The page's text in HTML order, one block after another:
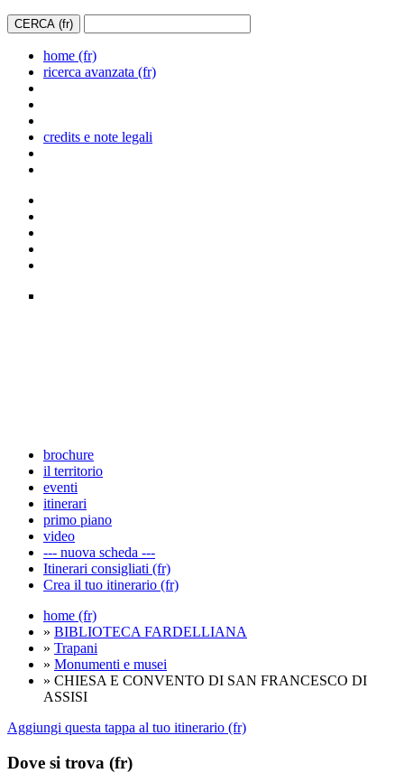
home (fr)
ricerca avanzata (fr)
credits e note legali
brochure
il territorio
eventi
itinerari
primo piano
video
--- nuova scheda ---
Itinerari consigliati (fr)
Crea il tuo itinerario (fr)
home (fr)
» BIBLIOTECA FARDELLIANA
» Trapani
» Monumenti e musei
» CHIESA E CONVENTO DI SAN FRANCESCO DI
ASSISI
Aggiungi questa tappa al tuo itinerario (fr)
Dove si trova (fr)